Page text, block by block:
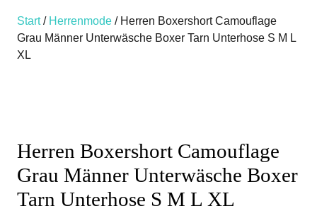
Start/ Herrenmode / Herren Boxershort Camouflage
Grau Männer Unterwäsche Boxer Tarn Unterhose S M L
XL
Herren Boxershort Camouflage
Grau Männer Unterwäsche Boxer
Tarn Unterhose S M L XL